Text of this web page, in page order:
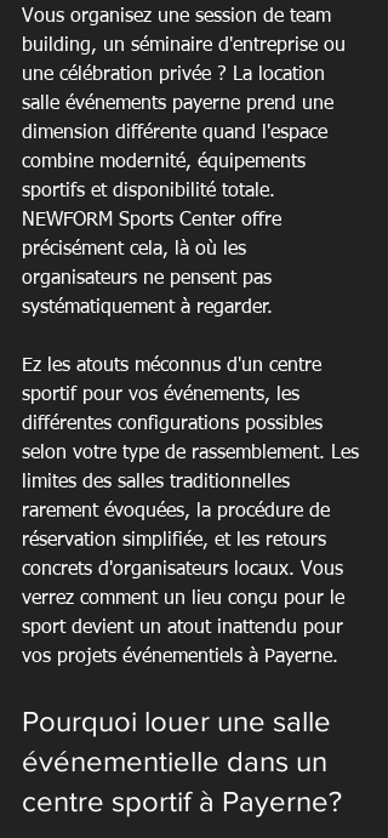
Vous organisez une session de team
building, un séminaire d'entreprise ou
une célébration privée ? La location
salle événements payerne prend une
dimension différente quand l'espace
combine modernité, équipements
sportifs et disponibilité totale.
NEWFORM Sports Center offre
précisément cela, là où les
organisateurs ne pensent pas
systématiquement à regarder.
Ez les atouts méconnus d'un centre
sportif pour vos événements, les
différentes configurations possibles
selon votre type de rassemblement. Les
limites des salles traditionnelles
rarement évoquées, la procédure de
réservation simplifiée, et les retours
concrets d'organisateurs locaux. Vous
verrez comment un lieu conçu pour le
sport devient un atout inattendu pour
vos projets événementiels à Payerne.
Pourquoi louer une salle
événementielle dans un
centre sportif à Payerne?